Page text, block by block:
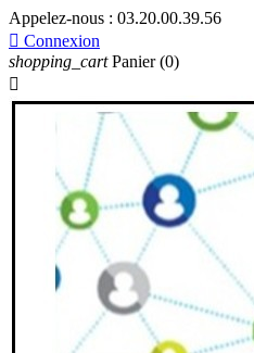
Appelez-nous : 03.20.00.39.56
 Connexion
shopping_cart Panier (0)
